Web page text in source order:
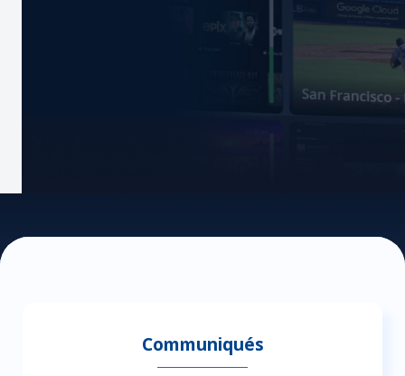
Communiqués